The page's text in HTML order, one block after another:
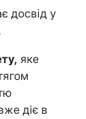
досвід у
яке
діє в